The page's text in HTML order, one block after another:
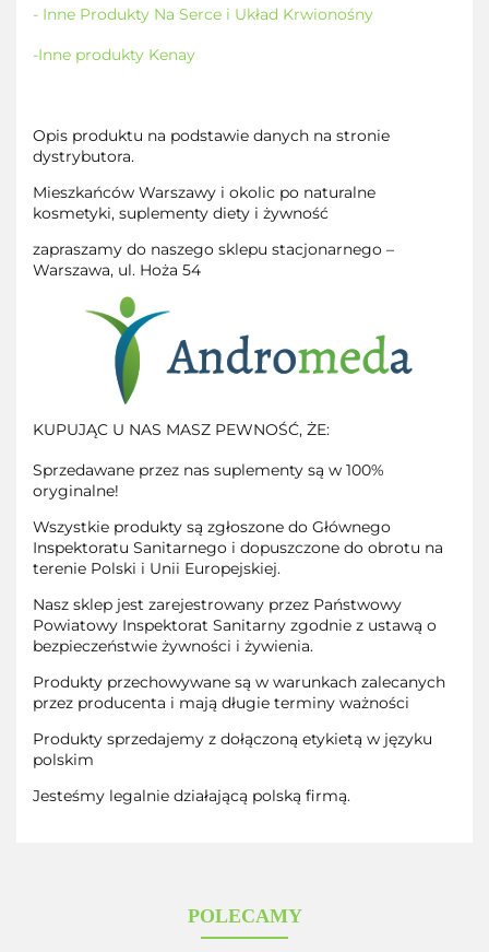
- Inne Produkty Na Serce i Układ Krwionośny
-Inne produkty Kenay
Opis produktu na podstawie danych na stronie
dystrybutora.
Mieszkańców Warszawy i okolic po naturalne
kosmetyki, suplementy diety i żywność
zapraszamy do naszego sklepu stacjonarnego –
Warszawa, ul. Hoża 54
KUPUJĄC U NAS MASZ PEWNOŚĆ, ŻE:
Sprzedawane przez nas suplementy są w 100%
oryginalne!
Wszystkie produkty są zgłoszone do Głównego
Inspektoratu Sanitarnego i dopuszczone do obrotu na
terenie Polski i Unii Europejskiej.
Nasz sklep jest zarejestrowany przez Państwowy
Powiatowy Inspektorat Sanitarny zgodnie z ustawą o
bezpieczeństwie żywności i żywienia.
Produkty przechowywane są w warunkach zalecanych
przez producenta i mają długie terminy ważności
Produkty sprzedajemy z dołączoną etykietą w języku
polskim
Jesteśmy legalnie działającą polską firmą.
POLECAMY